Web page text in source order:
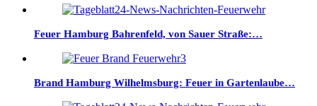
Feuer Hamburg Bahrenfeld, von Sauer Straße:…
Brand Hamburg Wilhelmsburg: Feuer in Gartenlaube…